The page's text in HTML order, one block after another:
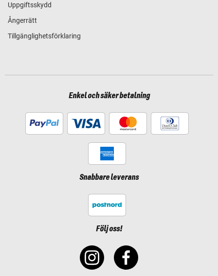
Uppgiftsskydd
Ångerrätt
Tillgänglighetsförklaring
Enkel och säker betalning
Snabbare leverans
Följ oss!